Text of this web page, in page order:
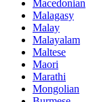
Macedonian
Malagasy
Malay
Malayalam
Maltese
Maori
Marathi
Mongolian